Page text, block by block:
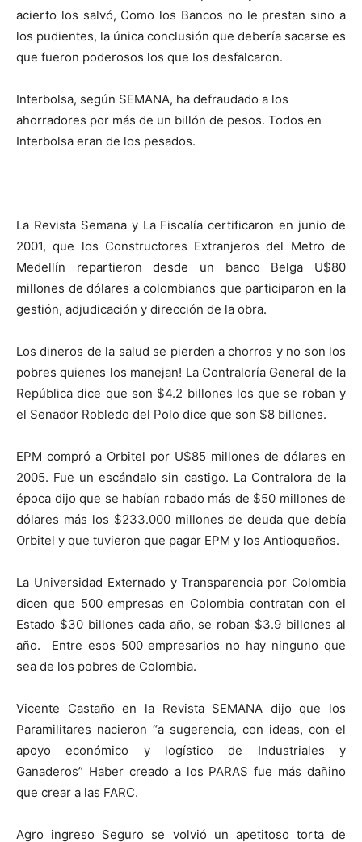
acierto los salvó, Como los Bancos no le prestan sino a
los pudientes, la única conclusión que debería sacarse es
que fueron poderosos los que los desfalcaron.
Interbolsa, según SEMANA, ha defraudado a los
ahorradores por más de un billón de pesos. Todos en
Interbolsa eran de los pesados.
La Revista Semana y La Fiscalía certificaron en junio de
2001, que los Constructores Extranjeros del Metro de
Medellín repartieron desde un banco Belga U$80
millones de dólares a colombianos que participaron en la
gestión, adjudicación y dirección de la obra.
Los dineros de la salud se pierden a chorros y no son los
pobres quienes los manejan! La Contraloría General de la
República dice que son $4.2 billones los que se roban y
el Senador Robledo del Polo dice que son $8 billones.
EPM compró a Orbitel por U$85 millones de dólares en
2005. Fue un escándalo sin castigo. La Contralora de la
época dijo que se habían robado más de $50 millones de
dólares más los $233.000 millones de deuda que debía
Orbitel y que tuvieron que pagar EPM y los Antioqueños.
La Universidad Externado y Transparencia por Colombia
dicen que 500 empresas en Colombia contratan con el
Estado $30 billones cada año, se roban $3.9 billones al
año. Entre esos 500 empresarios no hay ninguno que
sea de los pobres de Colombia.
Vicente Castaño en la Revista SEMANA dijo que los
Paramilitares nacieron “a sugerencia, con ideas, con el
apoyo económico y logístico de Industriales y
Ganaderos” Haber creado a los PARAS fue más dañino
que crear a las FARC.
Agro ingreso Seguro se volvió un apetitoso torta de